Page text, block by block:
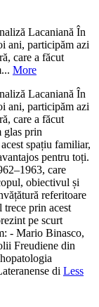
Lacaniană În
ani, participăm azi
care a făcut
More
Lacaniană În
ani, participăm azi
care a făcut
glas prin
spațiu familiar,
pentru toți.
care
obiectivul și
referitoare
trece prin acest
pe scurt
- Mario Binasco,
Freudiene din
di Less